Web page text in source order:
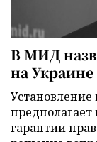
В МИД
на Украине
гарантии